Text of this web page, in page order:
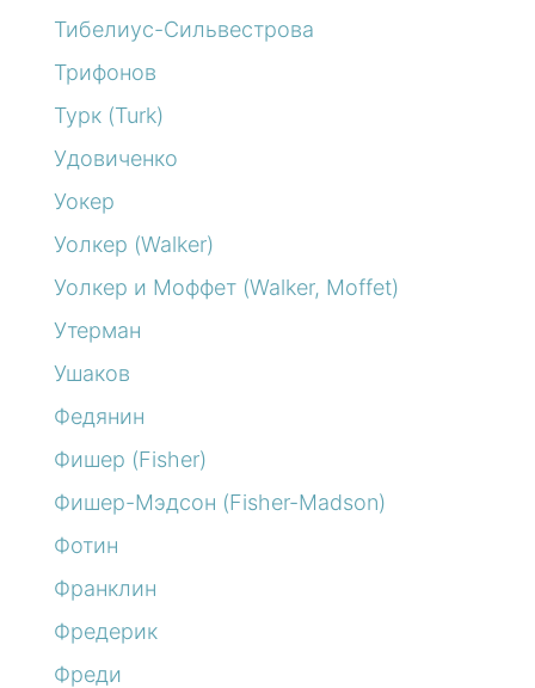
Тибелиус-Сильвестрова
Трифонов
Турк (Turk)
Удовиченко
Уокер
Уолкер (Walker)
Уолкер и Моффет (Walker, Moffet)
Утерман
Ушаков
Федянин
Фишер (Fisher)
Фишер-Мэдсон (Fisher-Madson)
Фотин
Франклин
Фредерик
Фреди